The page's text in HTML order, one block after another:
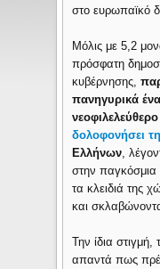
στο ευρωπαϊκό
Μόλις με 5,2
πρόσφατη
κυβέρνησης,
πανηγυρικά
δολοφονήσει
Ελλήνων ,
στην παγκόσμια
τα κλειδιά της
και
Την ίδια
απαντά πως